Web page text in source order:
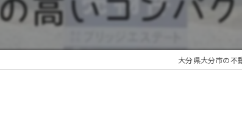
大分県大分市の不